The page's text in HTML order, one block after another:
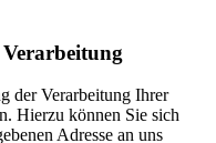
der Verarbeitung Ihrer
Hierzu können Sie sich
Adresse an uns